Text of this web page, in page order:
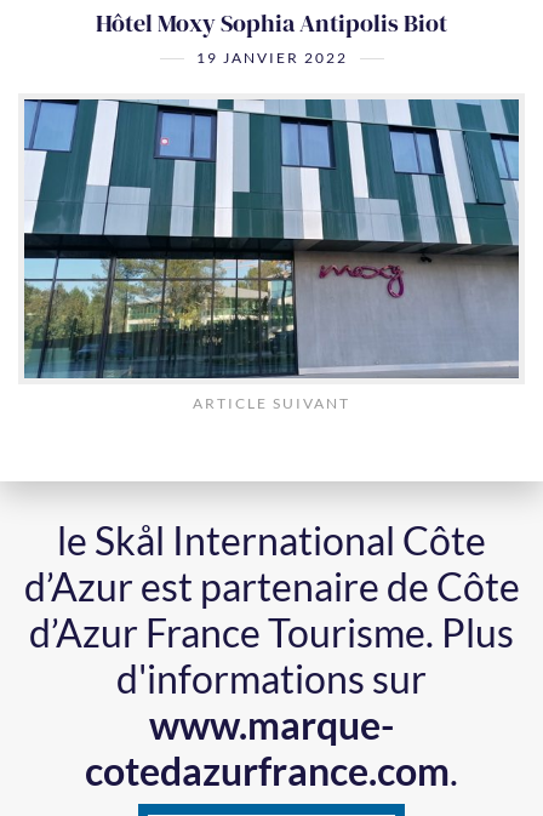
Hôtel Moxy Sophia Antipolis Biot
19 JANVIER 2022
ARTICLE SUIVANT
le Skål International Côte
d’Azur est partenaire de Côte
d’Azur France Tourisme. Plus
d'informations sur
www.marque-
cotedazurfrance.com.